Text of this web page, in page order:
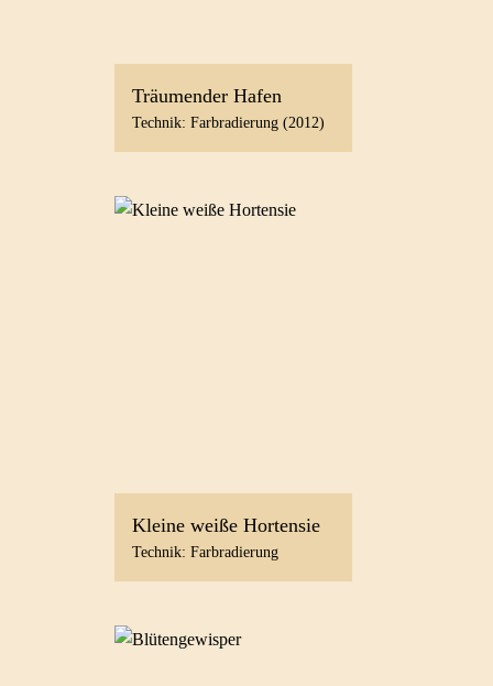
Träumender Hafen
Technik: Farbradierung (2012)
Kleine weiße Hortensie
Technik: Farbradierung